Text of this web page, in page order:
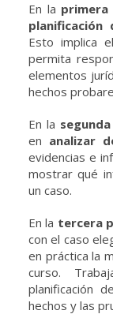
En la
Esto implica
permita
elementos
hechos
En la
en analizar
evidencias e
mostrar qué
un caso.
En la tercera
con el caso
en práctica la
curso.
planificación
hechos y las